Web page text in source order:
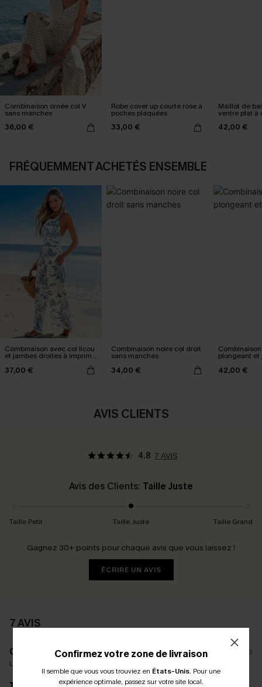
Combinaison ornée col V
sans manches
36,00 €
Robe cover up courte rose à
poches plaquées
33,00 €
Maillot de
ventre plat à
tour de cou
42,00 €
FRÉQUEMMENT ACHETÉS ENSEMBLE
Combinaison avec col licou
et jambes droites à imprimé
37,00 €
Combinaison noire col droit
sans manches
34,00 €
plongeant et
42,00 €
AVIS CLIENTS
4.8 7 AVIS
Avis des Clients: Taille Juste
Taille Petit Taille Juste Taille Grand
Gagnez 30+ points pour chaque avis que vous laissez !
ÉCRIRE UN AVIS
7 AVIS
C****Y
09/03/2026
La taille achetée:
Confirmez votre zone de livraison
Il semble que vous vous trouviez en États-Unis. Pour une
expérience optimale, passez sur votre site local.